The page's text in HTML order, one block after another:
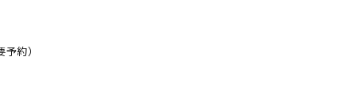
約）